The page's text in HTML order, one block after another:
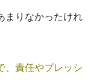
まりなかったけれ
、責任やプレッシ